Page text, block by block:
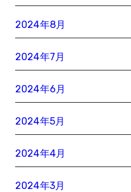
2024年8月
2024年7月
2024年6月
2024年5月
2024年4月
2024年3月